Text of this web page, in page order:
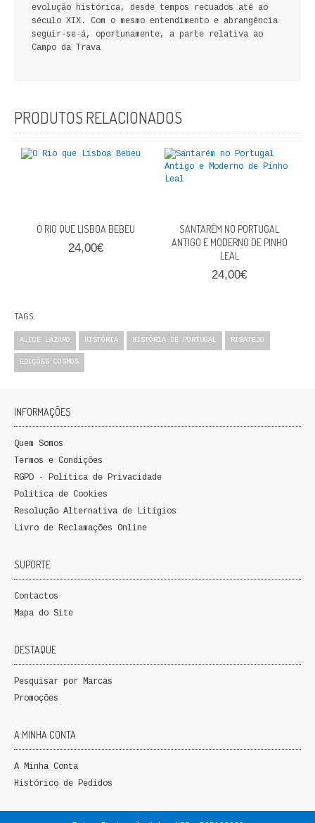
REVISTA DEDALUS
POLÍTICA
RELAÇÕES INTERNACIONAIS
COLEÇÃO ATENA
evolução histórica, desde tempos recuados até ao
século XIX. Com o mesmo entendimento e abrangência
seguir-se-á, oportunamente, a parte relativa ao
Campo da Trava
PRODUTOS RELACIONADOS
O RIO QUE LISBOA BEBEU
24,00€
SANTARÉM NO PORTUGAL
ANTIGO E MODERNO DE PINHO
LEAL
24,00€
TAGS:
ALICE LÁZARO HISTÓRIA HISTÓRIA DE PORTUGAL RIBATEJO
EDIÇÕES COSMOS
INFORMAÇÕES
Quem Somos
Termos e Condições
RGPD - Política de Privacidade
Política de Cookies
Resolução Alternativa de Litígios
Livro de Reclamações Online
SUPORTE
Contactos
Mapa do Site
DESTAQUE
Pesquisar por Marcas
Promoções
A MINHA CONTA
A Minha Conta
Histórico de Pedidos